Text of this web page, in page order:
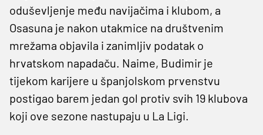
oduševljenje među navijačima i klubom, a
Osasuna je nakon utakmice na društvenim
mrežama objavila i zanimljiv podatak o
hrvatskom napadaču. Naime, Budimir je
tijekom karijere u španjolskom prvenstvu
postigao barem jedan gol protiv svih 19 klubova
koji ove sezone nastupaju u La Ligi.